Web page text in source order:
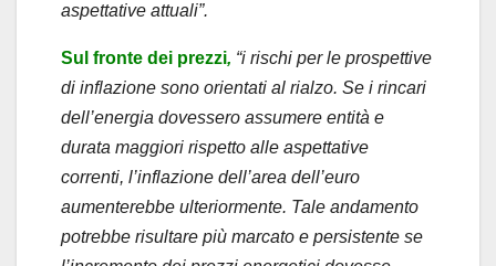
aspettative attuali”.
Sul fronte dei prezzi, “i rischi per le prospettive
di inflazione sono orientati al rialzo. Se i rincari
dell’energia dovessero assumere entità e
durata maggiori rispetto alle aspettative
correnti, l’inflazione dell’area dell’euro
aumenterebbe ulteriormente. Tale andamento
potrebbe risultare più marcato e persistente se